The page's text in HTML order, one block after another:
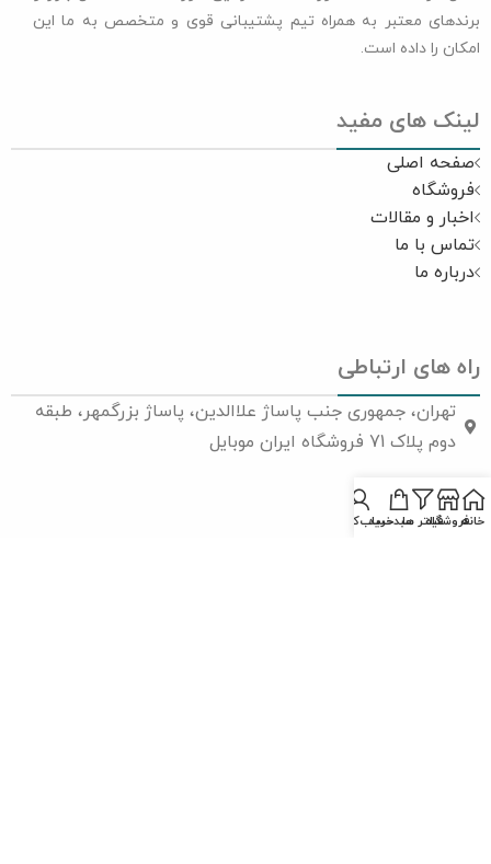
برندهای معتبر به همراه تیم پشتیبانی قوی و متخصص به ما این
امکان را داده است.
لینک های مفید
صفحه اصلی
فروشگاه
اخبار و مقالات
تماس با ما
درباره ما
راه های ارتباطی
تهران، جمهوری جنب پاساژ علاالدین، پاساژ بزرگمهر، طبقه
دوم پلاک 71 فروشگاه ایران موبایل
02166751001
خانهفروشگاهفیلتر هاسبدخرید
حساب‌کاربری